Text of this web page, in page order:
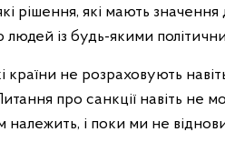
рішення, які мають
із будь-якими
країни не розраховують
про санкції навіть
і поки ми не